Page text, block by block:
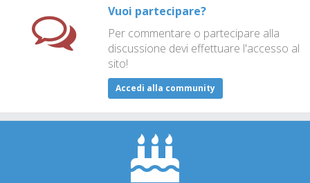
Vuoi partecipare?
Per commentare o partecipare alla
discussione devi effettuare l'accesso al
sito!
Accedi alla community